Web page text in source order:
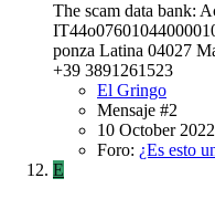
The scam data bank:
ponza Latina 04027
+39 3891261523
El Gringo
Mensaje #2
10 October 2022
Foro: ¿Es esto
E